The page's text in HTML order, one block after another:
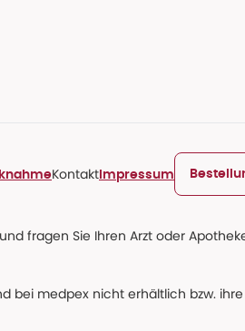
Kontakt Impressum
fragen Sie Ihren Arzt oder
bei medpex nicht erhältlich bzw.